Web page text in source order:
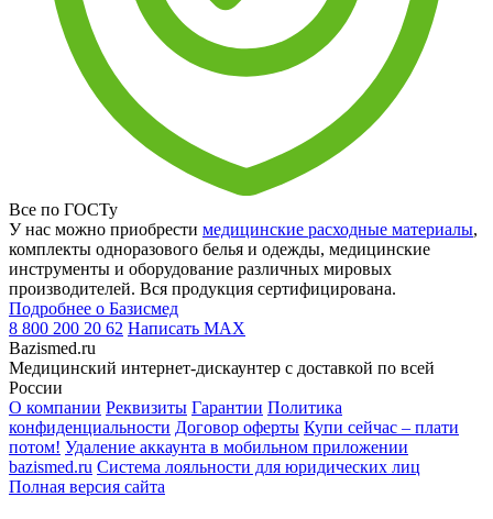
Все по ГОСТу
У нас можно приобрести медицинские расходные материалы,
комплекты одноразового белья и одежды, медицинские
инструменты и оборудование различных мировых
производителей. Вся продукция сертифицирована.
Подробнее о Базисмед
8 800 200 20 62 Написать MAX
Bazismed.ru
Медицинский интернет-дискаунтер с доставкой по всей
России
О компании Реквизиты Гарантии Политика
конфиденциальности Договор оферты Купи сейчас – плати
потом! Удаление аккаунта в мобильном приложении
bazismed.ru Система лояльности для юридических лиц
Полная версия сайта